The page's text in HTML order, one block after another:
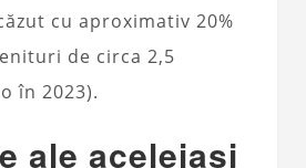
cu aproximativ 20%
de circa 2,5
în 2023).
ale aceleiași